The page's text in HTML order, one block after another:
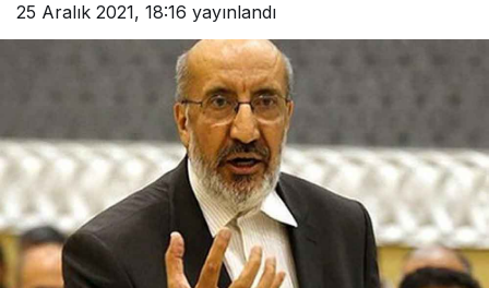
25 Aralık 2021, 18:16 yayınlandı